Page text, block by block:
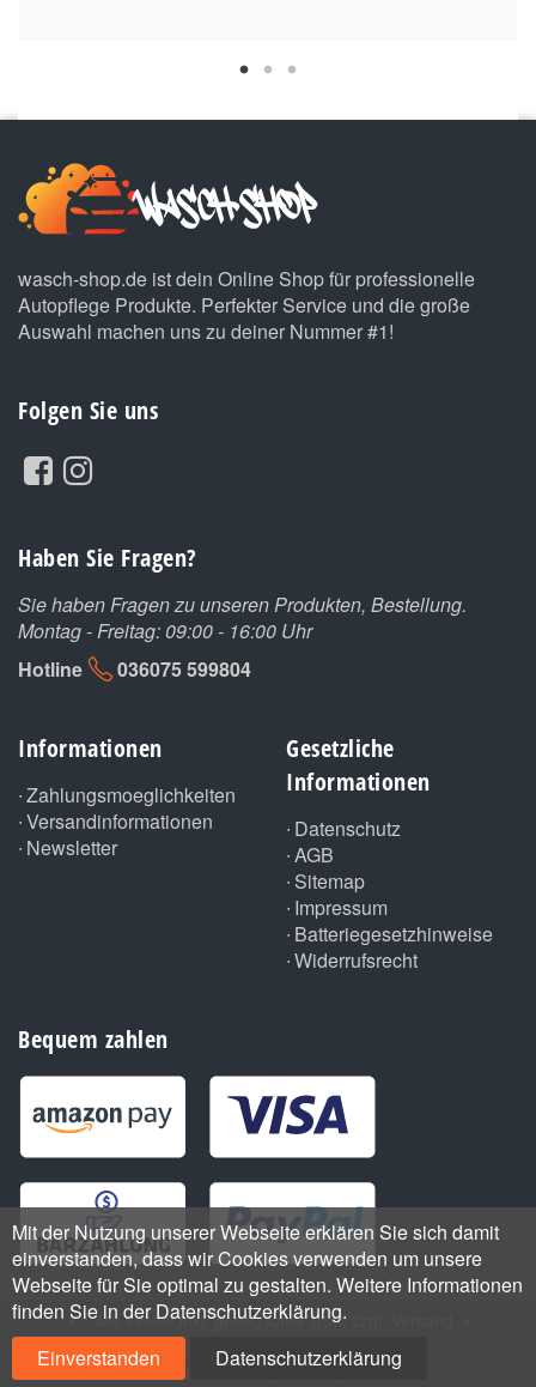
wasch-shop.de ist dein Online Shop für professionelle
Autopflege Produkte. Perfekter Service und die große
Auswahl machen uns zu deiner Nummer #1!
Folgen Sie uns
Haben Sie Fragen?
Sie haben Fragen zu unseren Produkten, Bestellung.
Montag - Freitag: 09:00 - 16:00 Uhr
Hotline
036075 599804
Informationen
Zahlungsmoeglichkeiten
Versandinformationen
Newsletter
Gesetzliche
Informationen
Datenschutz
AGB
Sitemap
Impressum
Batteriegesetzhinweise
Widerrufsrecht
Bequem zahlen
•*Alle Preise inkl. gesetzlicher USt., zzgl.
Handmade with
by ThemeArt
Powered byJTL-Shop
Mit der Nutzung unserer Webseite erklären Sie sich damit
einverstanden, dass wir Cookies verwenden um unsere
Webseite für Sie optimal zu gestalten. Weitere Informationen
finden Sie in der Datenschutzerklärung.
Einverstanden
Datenschutzerklärung